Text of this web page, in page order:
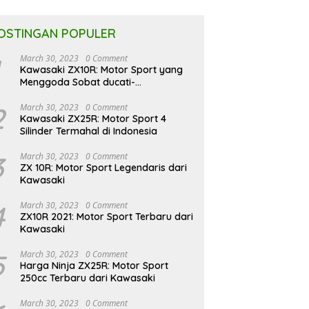
POPULER
March 30, 2023 0 Comment
Kawasaki ZX10R: Motor Sport yang
Menggoda Sobat ducati-
March 30, 2023 0 Comment
Kawasaki ZX25R: Motor Sport 4
Silinder Termahal di Indonesia
March 30, 2023 0 Comment
ZX 10R: Motor Sport Legendaris dari
Kawasaki
March 30, 2023 0 Comment
ZX10R 2021: Motor Sport Terbaru dari
Kawasaki
March 30, 2023 0 Comment
Harga Ninja ZX25R: Motor Sport
250cc Terbaru dari Kawasaki
March 30, 2023 0 Comment